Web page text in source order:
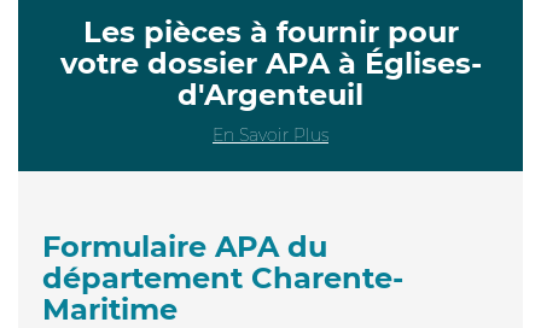
Les pièces à fournir pour
votre dossier APA à Églises-
d'Argenteuil
En Savoir Plus
Formulaire APA du
département Charente-
Maritime